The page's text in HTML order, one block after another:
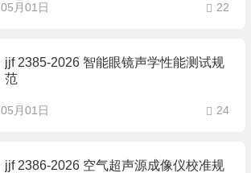
05月01日 22
jjf 2385-2026 智能眼镜声学性能测试规
范
05月01日 24
jjf 2386-2026 空气超声源成像仪校准规